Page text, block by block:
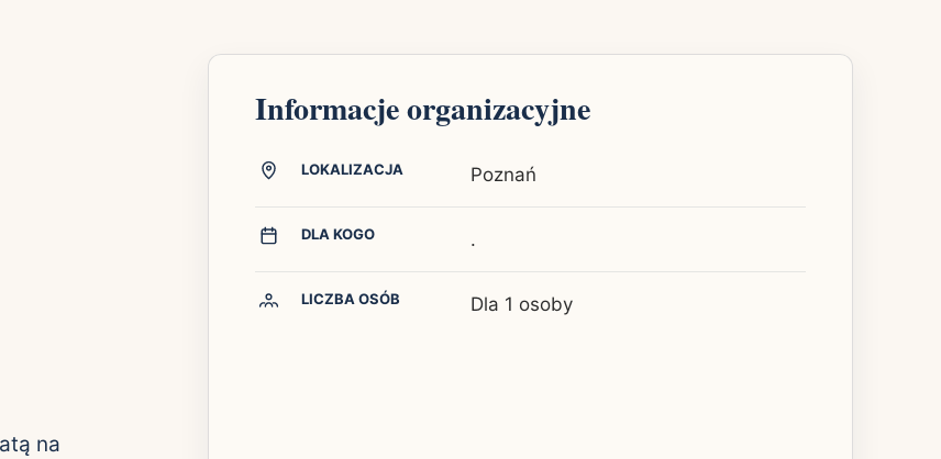
na
Informacje organizacyjne
LOKALIZACJA Poznań
DLA KOGO .
LICZBA OSÓB Dla 1 osoby